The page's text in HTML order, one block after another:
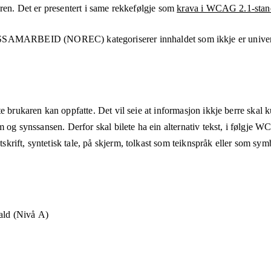
Det er presentert i same rekkefølgje somkrava i WCAG 2.1-
(NOREC) kategoriserer innhaldet som ikkje er
brukaren kan oppfatte. Det vil seie at informasjon ikkje berre skal
og synssansen. Derfor skal bilete ha ein alternativ tekst, i følgje
syntetisk tale, på skjerm, tolkast som teiknspråk eller som
(Nivå A)